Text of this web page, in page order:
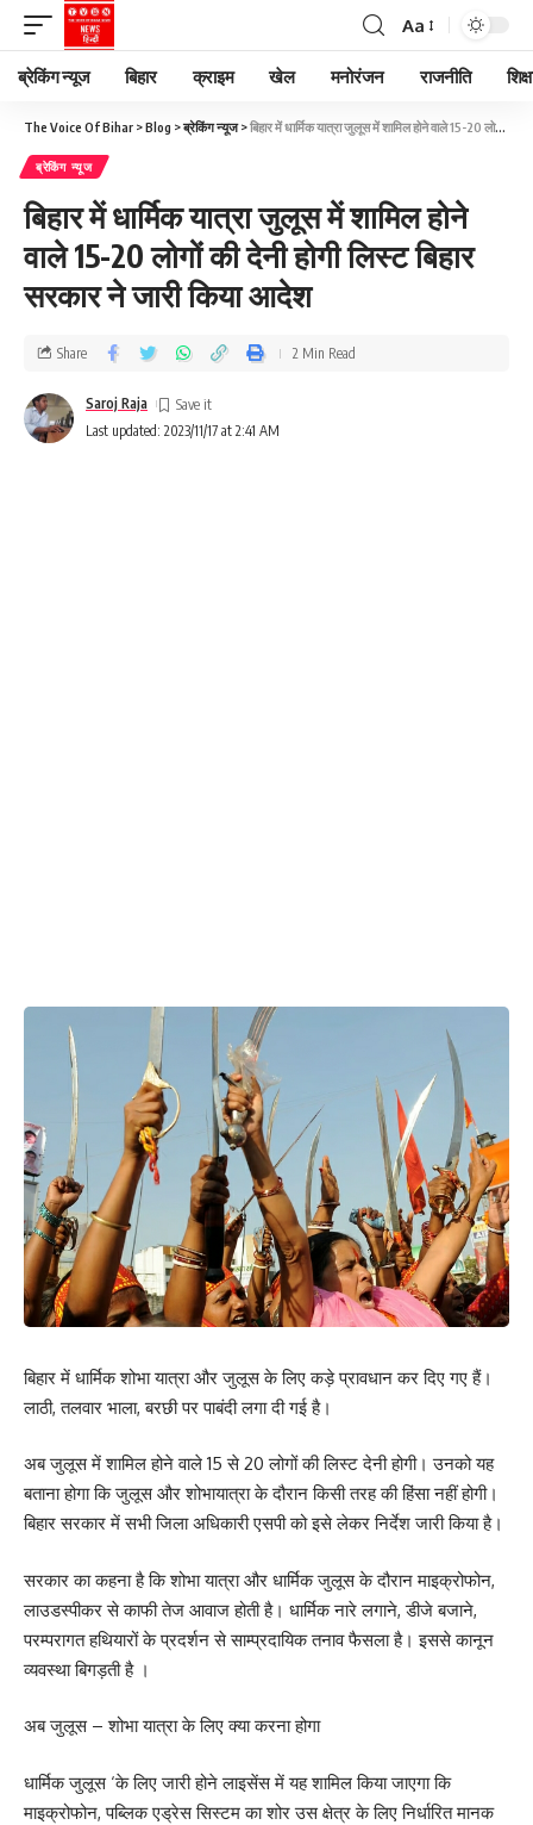
Aa
ब्रेकिंग न्यूज बिहार क्राइम खेल मनोरंजन राजनीति
The Voice Of Bihar >Blog >ब्रेकिंग न्यूज>बिहार में धार्मिक यात्रा जुलूस में शामिल होने वाले 15-20 लोगों की देनी होगी लिस्ट बिहार सरकार ने जारी किया आदेश
ब्रेकिंग न्यूज
बिहार में धार्मिक यात्रा जुलूस में शामिल होने
वाले 15-20 लोगों की देनी होगी लिस्ट बिहार
सरकार ने जारी किया आदेश
Last updated: 2023/11/17 at 2:41 AM
Saroj Raja
Share 2 Min Read
बिहार में धार्मिक शोभा यात्रा और जुलूस के लिए कड़े प्रावधान कर दिए गए हैं।
लाठी, तलवार भाला, बरछी पर पाबंदी लगा दी गई है।
अब जुलूस में शामिल होने वाले 15 से 20 लोगों की लिस्ट देनी होगी। उनको यह
बताना होगा कि जुलूस और शोभायात्रा के दौरान किसी तरह की हिंसा नहीं होगी।
बिहार सरकार में सभी जिला अधिकारी एसपी को इसे लेकर निर्देश जारी किया है।
सरकार का कहना है कि शोभा यात्रा और धार्मिक जुलूस के दौरान माइक्रोफोन,
लाउडस्पीकर से काफी तेज आवाज होती है। धार्मिक नारे लगाने, डीजे बजाने,
परम्परागत हथियारों के प्रदर्शन से साम्प्रदायिक तनाव फैसला है। इससे कानून
व्यवस्था बिगड़ती है ।
अब जुलूस – शोभा यात्रा के लिए क्या करना होगा
धार्मिक जुलूस ‘के लिए जारी होने लाइसेंस में यह शामिल किया जाएगा कि
माइक्रोफोन, पब्लिक एड्रेस सिस्टम का शोर उस क्षेत्र के लिए निर्धारित मानक